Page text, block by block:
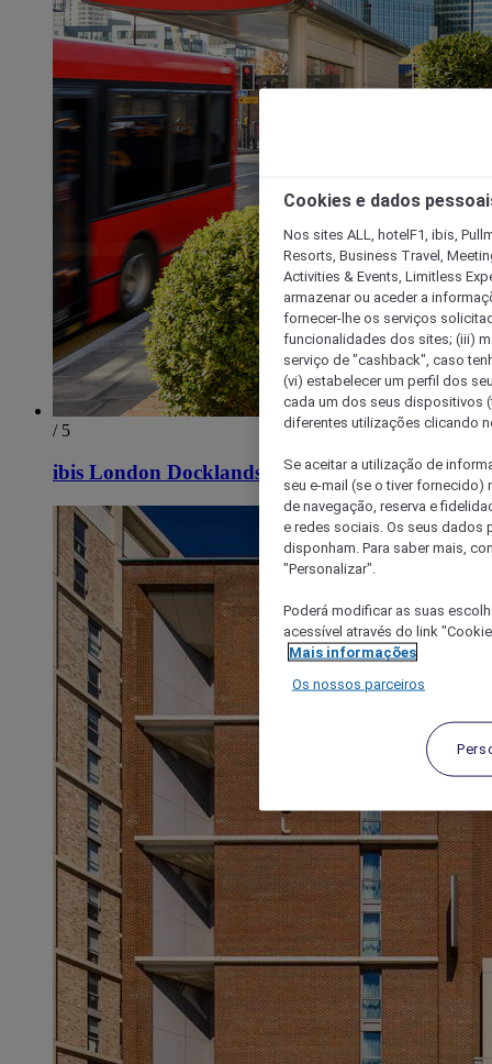
/ 5
ibis London Docklands Canary Wharf
Cookies e dados
Nos sites ALL, hotelF1, ibis,
Resorts, Business Travel,
Activities & Events, Limitless
armazenar ou aceder a
fornecer-lhe os serviços
funcionalidades dos sites; (iii)
serviço de "cashback", caso
(vi) estabelecer um perfil dos
cada um dos seus dispositivos
diferentes utilizações clicando
Se aceitar a utilização de
seu e-mail (se o tiver
de navegação, reserva e
e redes sociais. Os seus dados
disponham. Para saber mais,
"Personalizar".
Poderá modificar as suas
acessível através do link
Mais informações
Os nossos parceiros